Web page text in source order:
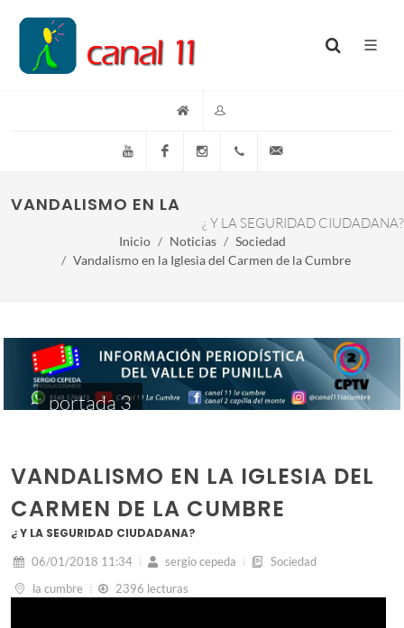
YouTube FacebookInstagram(+54)(9)3548-576073
VANDALISMO EN LA IGLESIA DEL CARMEN DE
¿ Y LA SEGURIDAD CIUDADANA?
Inicio Noticias
Sociedad
Vandalismo en la Iglesia del Carmen de la Cumbre
portada 3
VANDALISMO EN LA IGLESIA DEL
CARMEN DE LA CUMBRE
¿ Y LA SEGURIDAD CIUDADANA?
06/01/2018 11:34 sergio cepeda
Sociedad
la cumbre
2396 lecturas